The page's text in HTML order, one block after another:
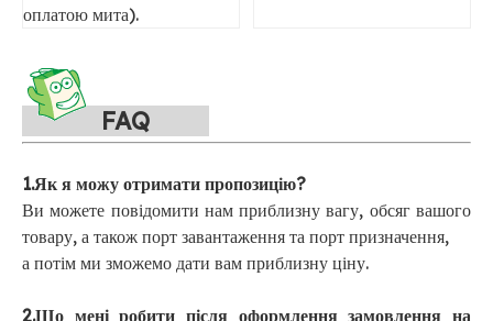
оплатою мита).
FAQ
1.Як я можу отримати пропозицію?
Ви можете повідомити нам приблизну вагу, обсяг вашого
товару, а також порт завантаження та порт призначення,
а потім ми зможемо дати вам приблизну ціну.
2.Що мені робити після оформлення замовлення на